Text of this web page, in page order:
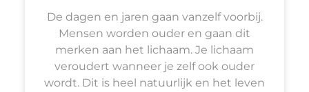
De dagen en jaren gaan vanzelf voorbij.
Mensen worden ouder en gaan dit
merken aan het lichaam. Je lichaam
veroudert wanneer je zelf ook ouder
wordt. Dit is heel natuurlijk en het leven